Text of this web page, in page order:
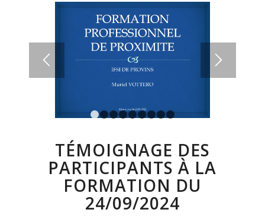
1 2 3 4 5 6
TÉMOIGNAGE DES
PARTICIPANTS À LA
FORMATION DU
24/09/2024